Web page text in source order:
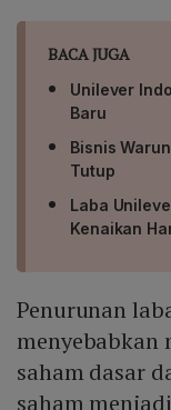
BACA JUGA
Unilever
Baru
Bisnis
Tutup
Laba
Kenaikan
Penurunan
menyebabkan
saham dasar
saham